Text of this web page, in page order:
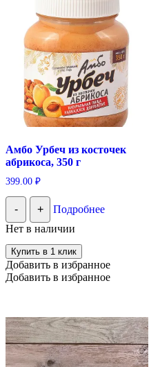
Амбо Урбеч из косточек
абрикоса, 350 г
399.00 ₽
- +
Подробнее
Нет в наличии
Купить в 1 клик
Добавить в избранное
Добавить в избранное